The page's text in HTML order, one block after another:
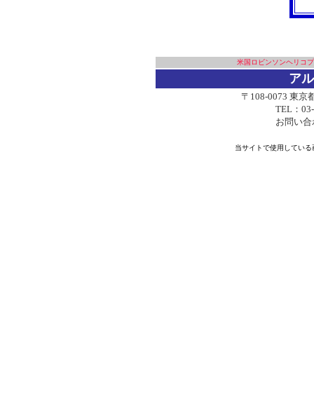
米国ロビンソンヘリコ
ア
〒108-0073 東京
TEL：
お問い
当サイトで使用してい